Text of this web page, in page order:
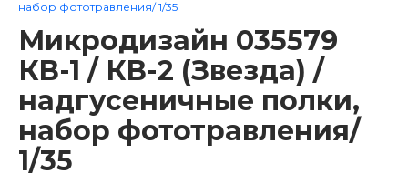
набор фототравления/ 1/35
Микродизайн 035579
КВ-1 / КВ-2 (Звезда) /
надгусеничные полки,
набор фототравления/
1/35